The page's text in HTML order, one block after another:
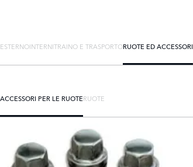
ESTERNOINTERNITRAINO E TRASPORTORUOTE ED ACCESSORI
ACCESSORI PER LE RUOTERUOTE